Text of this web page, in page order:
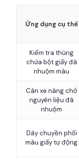
Ứng dụng cụ thể
Kiểm tra thùng
chứa bột giấy đã
nhuộm màu
Cân xe nâng chở
nguyên liệu đã
nhuộm
Dây chuyền phối
màu giấy tự động